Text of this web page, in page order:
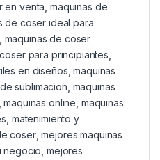
en venta ,maquinas de
de coser ideal para
maquinas de coser
para principiantes
en diseños ,maquinas
sublimacion maquinas
,maquinas online maquinas
matenimiento y
coser,mejores maquinas
negocio mejores